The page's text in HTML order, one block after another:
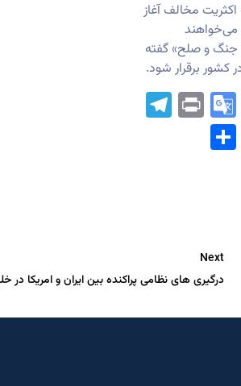
مخالف آغاز
می‌خواهند
جنگ و صلح» گفته
کشور برقرار شود.
Gmail
Google
Translate
Print
Facebook
Next
درگیری های نظامی پراکنده بین ایران و امریکا